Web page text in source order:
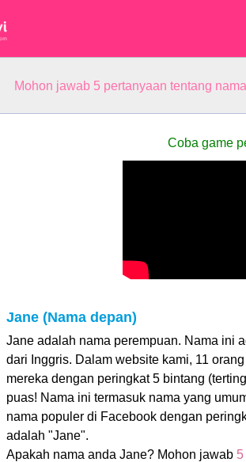
Mohon jawab 5 pertanyaan tentang
Coba game
Jane (Nama depan)
Jane adalah nama perempuan. Nama ini
dari Inggris. Dalam website kami, 11
mereka dengan peringkat 5 bintang
puas! Nama ini termasuk nama yang
nama populer di Facebook dengan
adalah "Jane".
Apakah nama anda Jane? Mohon jawab